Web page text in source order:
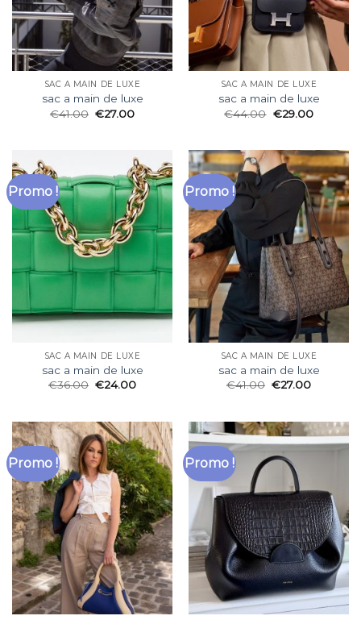
SAC A MAIN DE LUXE
sac a main de luxe
€41.00 €27.00
SAC A MAIN DE LUXE
sac a main de luxe
€44.00 €29.00
Promo !
SAC A MAIN DE LUXE
sac a main de luxe
€36.00 €24.00
Promo !
SAC A MAIN DE LUXE
sac a main de luxe
€41.00 €27.00
Promo ! Promo !